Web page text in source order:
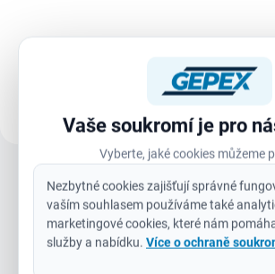
Vaše soukromí je pro
Vyberte, jaké cookies můžeme
Nezbytné cookies zajišťují správné
vaším souhlasem používáme také
marketingové cookies, které nám
služby a nabídku. Více o ochraně
pevností
Zobrazit všechny související